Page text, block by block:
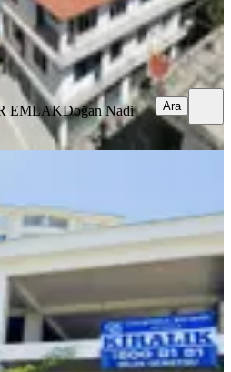
Varlı
EMLAKDoğan Nadi
Ara
m² 02.08.2026